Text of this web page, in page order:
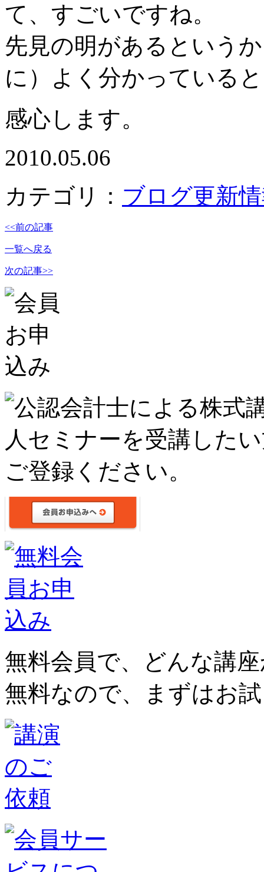
て、すごいですね。
先見の明があるという
に）よく分かっている
感心します。
2010.05.06
カテゴリ： ブログ更新
<<前の記事
一覧へ戻る
次の記事>>
無料会員で、どんな講
無料なので、まずはお